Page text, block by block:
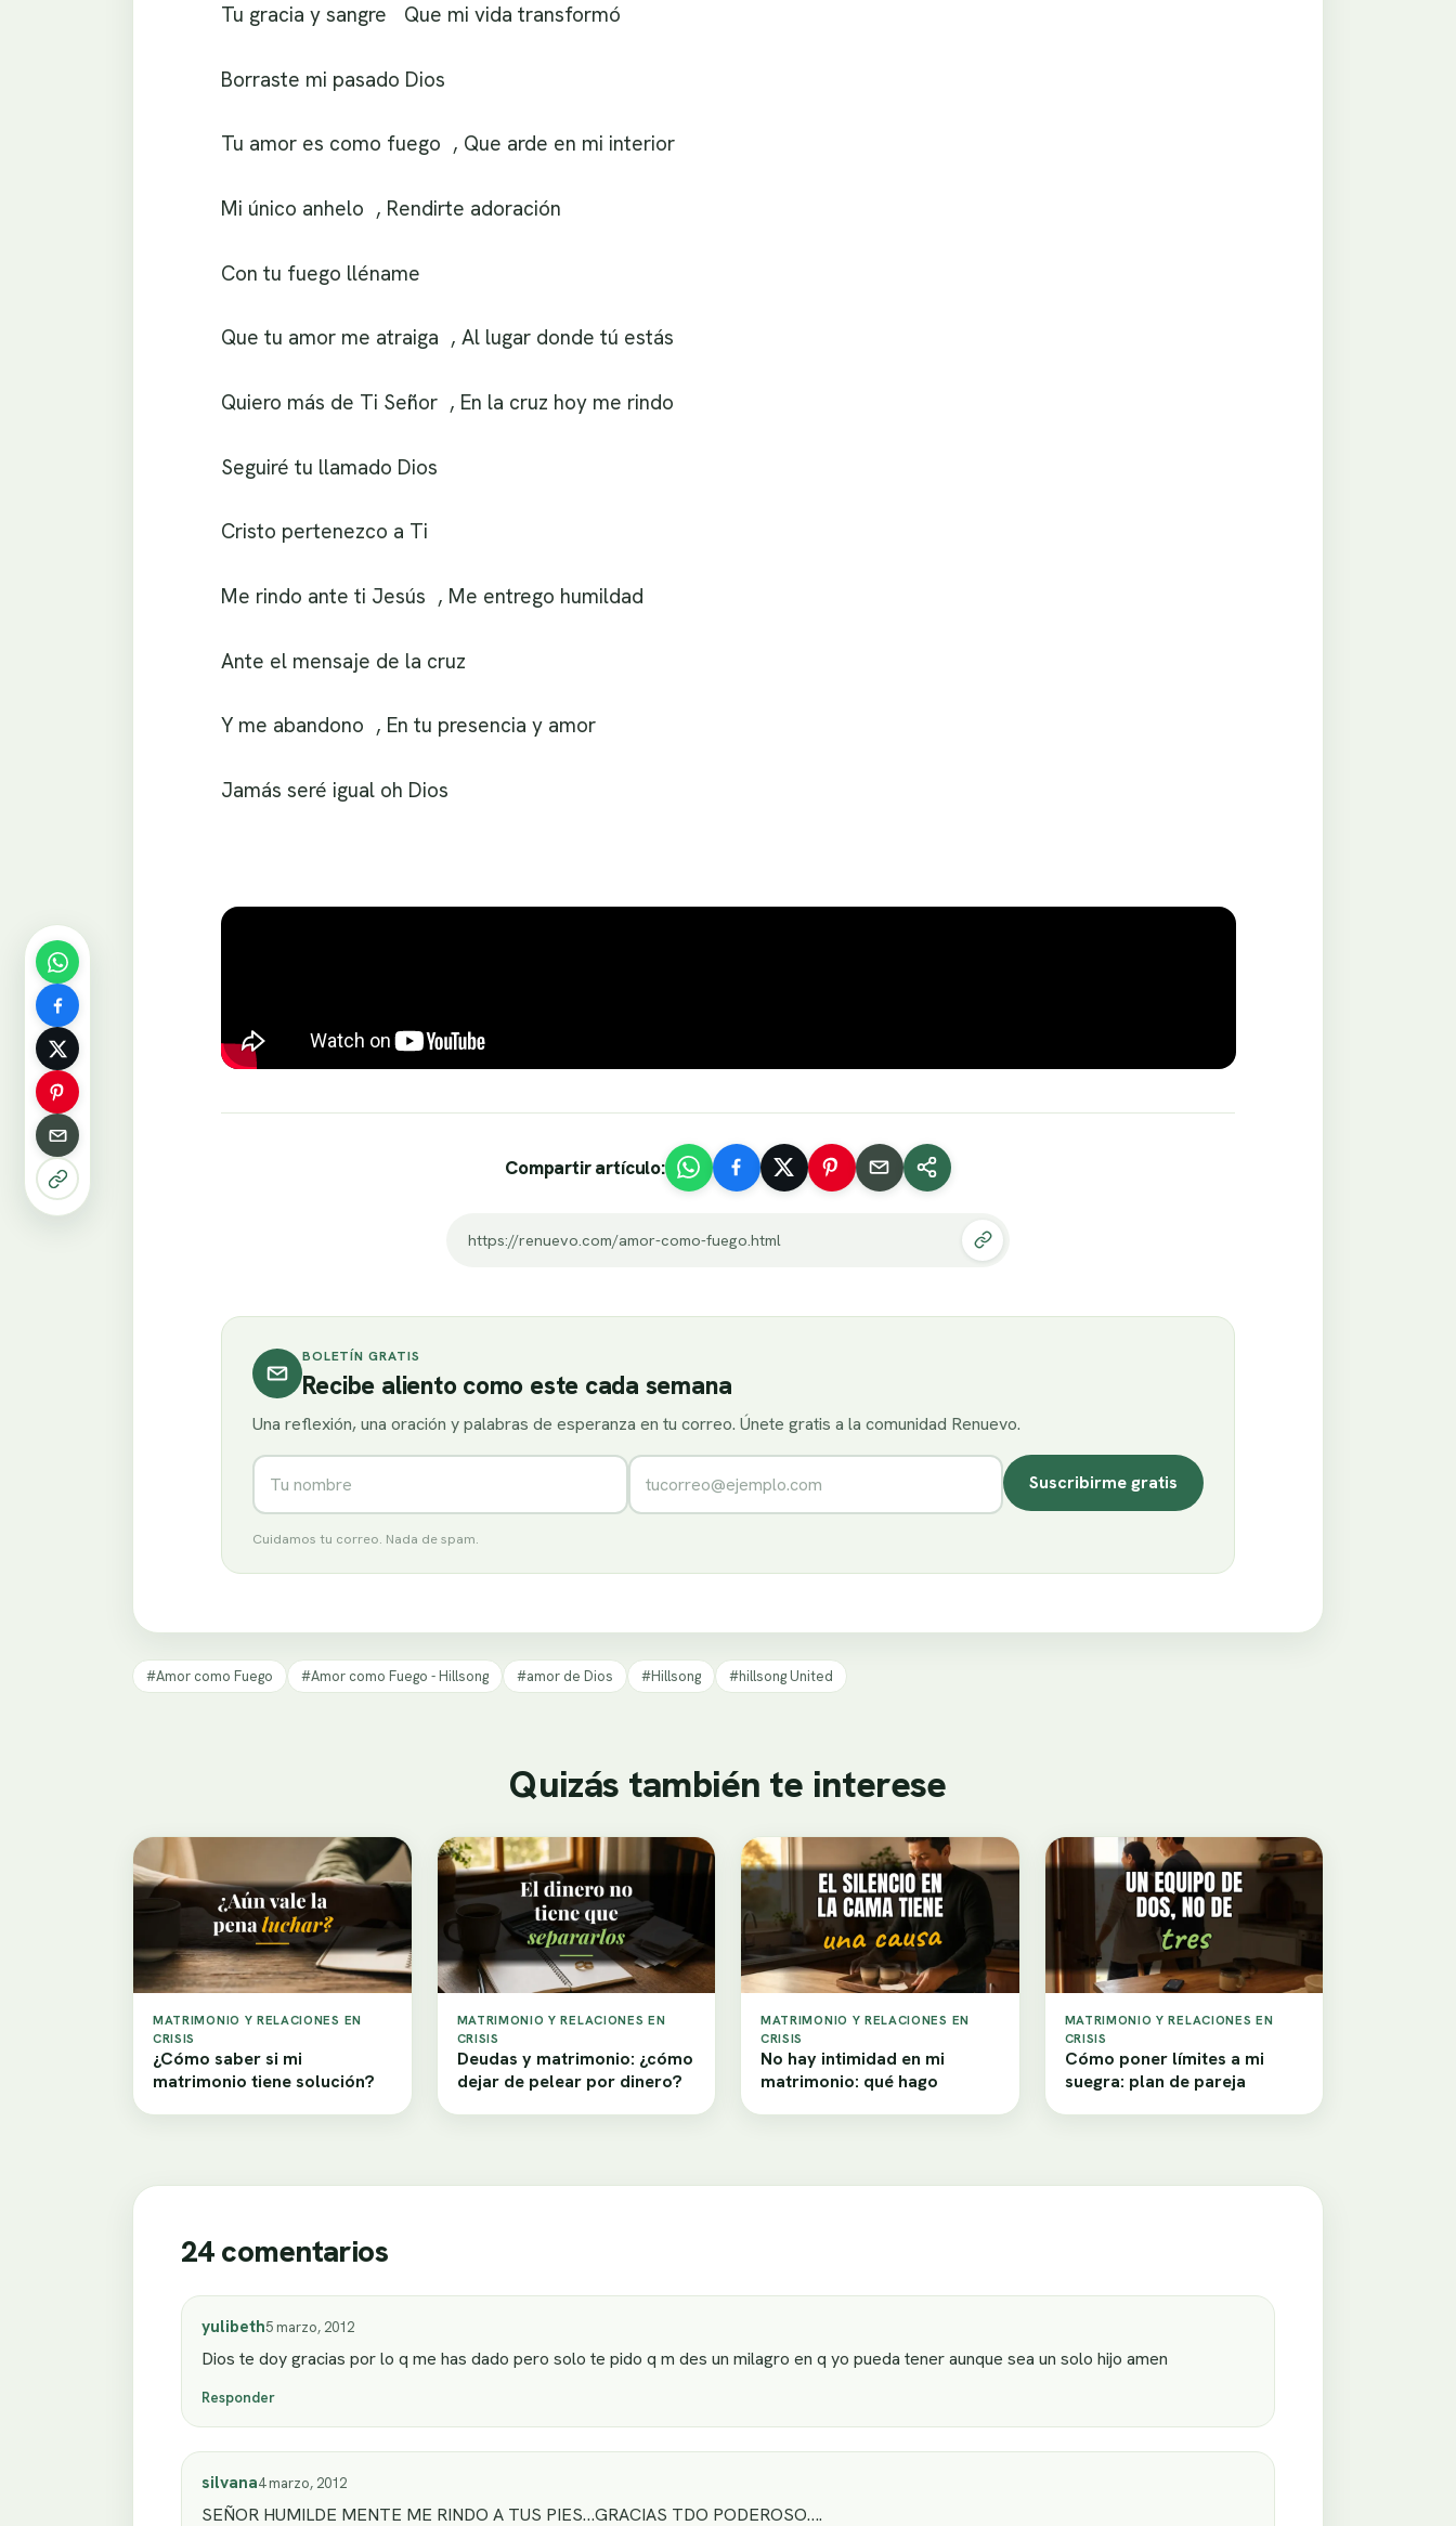
Tu gracia y sangre Que mi vida transformó
Borraste mi pasado Dios
Tu amor es como fuego , Que arde en mi interior
Mi único anhelo , Rendirte adoración
Con tu fuego lléname
Que tu amor me atraiga , Al lugar donde tú estás
Quiero más de Ti Señor , En la cruz hoy me rindo
Seguiré tu llamado Dios
Cristo pertenezco a Ti
Me rindo ante ti Jesús , Me entrego humildad
Ante el mensaje de la cruz
Y me abandono , En tu presencia y amor
Jamás seré igual oh Dios
Compartir artículo:
https://renuevo.com/amor-como-fuego.html
BOLETÍN GRATIS
Recibe aliento como este cada semana
Una reflexión, una oración y palabras de esperanza en tu correo. Únete gratis a la comunidad Renuevo.
Nombre Correo electrónico
Suscribirme gratis
Cuidamos tu correo. Nada de spam.
#Amor como Fuego #Amor como Fuego - Hillsong #amor de Dios #Hillsong #hillsong United
Quizás también te interese
MATRIMONIO Y RELACIONES EN
CRISIS
¿Cómo saber si mi
matrimonio tiene solución?
MATRIMONIO Y RELACIONES EN
CRISIS
Deudas y matrimonio: ¿cómo
dejar de pelear por dinero?
MATRIMONIO Y RELACIONES EN
CRISIS
No hay intimidad en mi
matrimonio: qué hago
MATRIMONIO Y RELACIONES EN
CRISIS
Cómo poner límites a mi
suegra: plan de pareja
24 comentarios
yulibeth5 marzo, 2012
Dios te doy gracias por lo q me has dado pero solo te pido q m des un milagro en q yo pueda tener aunque sea un solo hijo amen
Responder
silvana4 marzo, 2012
SEÑOR HUMILDE MENTE ME RINDO A TUS PIES…GRACIAS TDO PODEROSO….